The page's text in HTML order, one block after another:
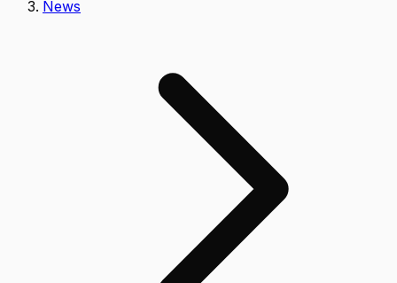
News